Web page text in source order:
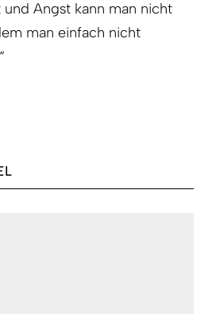
Angst kann man nicht
man einfach nicht